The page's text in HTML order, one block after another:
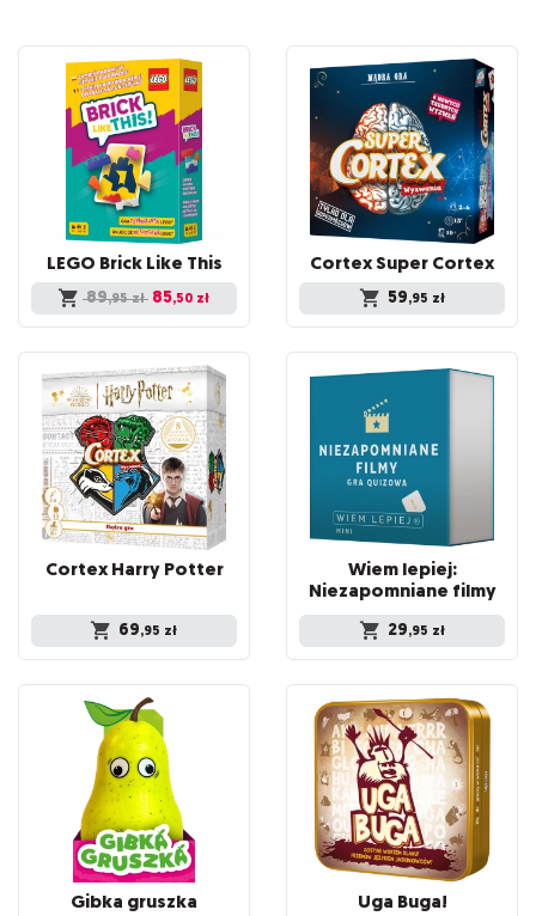
LEGO Brick Like This
89,95 zł 85,50 zł
CortexSuperCortex
59,95 zł
Cortex Harry Potter
69,95 zł
Wiem lepiej:
Niezapomniane filmy
29,95 zł
Gibka gruszka Uga Buga!